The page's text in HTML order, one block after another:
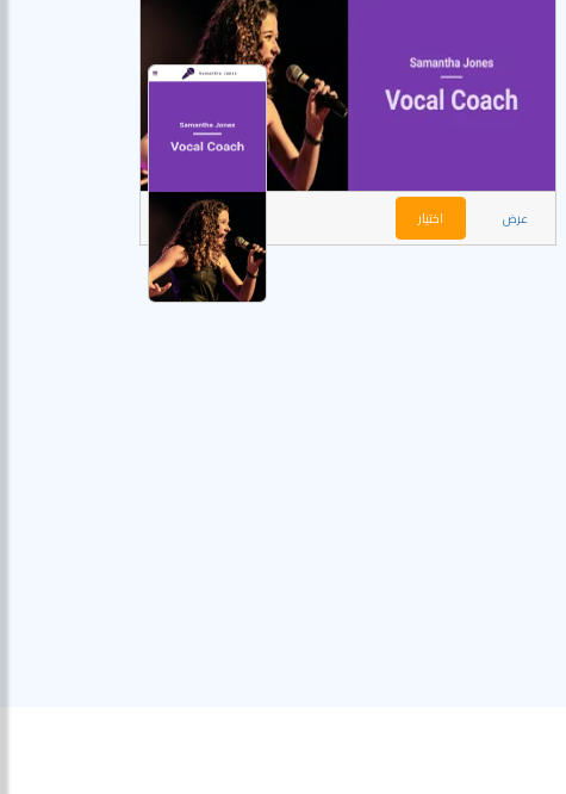
عرض اختيار